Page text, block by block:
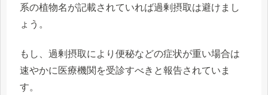
系の植物名が記載されていれば過剰摂取は避けまし
ょう。
もし、過剰摂取により便秘などの症状が重い場合は
速やかに医療機関を受診すべきと報告されていま
す。